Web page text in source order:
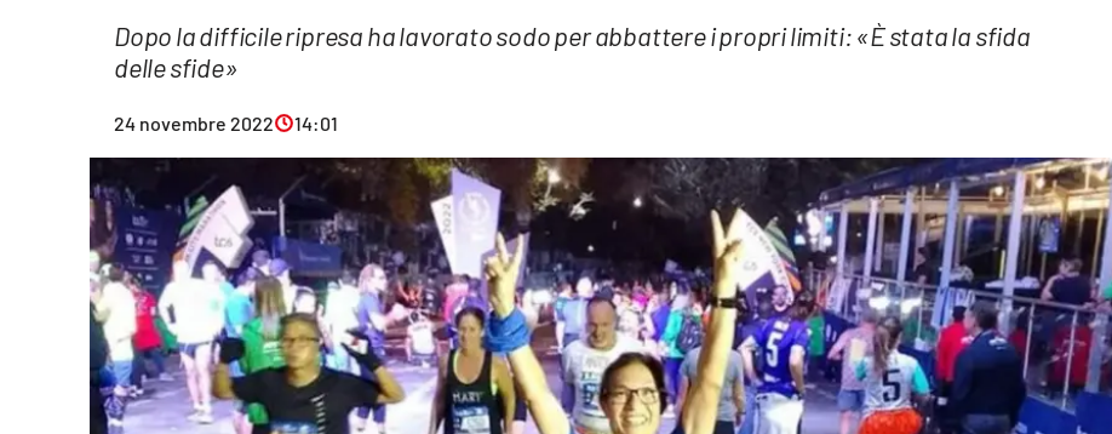
Streaming
Lac Network
Dopo la difficile ripresa ha lavorato sodo per abbattere i propri limiti: «È stata la sfida
delle sfide»
24 novembre 2022 14:01